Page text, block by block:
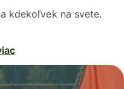
kdekoľvek na svete.